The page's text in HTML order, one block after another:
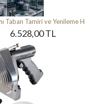
Taban Tamiri ve Yenileme
6.528,00 TL